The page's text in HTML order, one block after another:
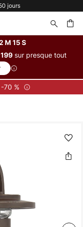
jours
M 15 S
sur presque tout
70 %